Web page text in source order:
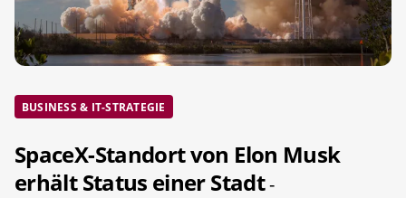
BUSINESS & IT-STRATEGIE
SpaceX-Standort von Elon Musk
erhält Status einer Stadt-